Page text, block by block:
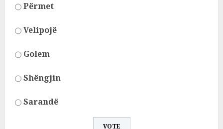
Përmet
Velipojë
Golem
Shëngjin
Sarandë